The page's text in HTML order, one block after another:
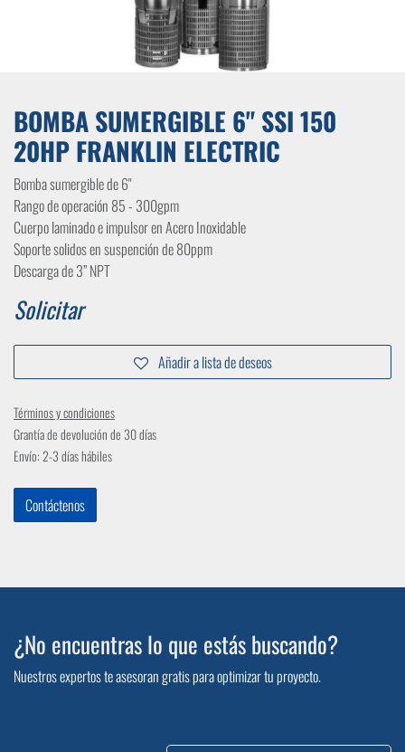
BOMBA SUMERGIBLE 6" SSI 150
20HP FRANKLIN ELECTRIC
Bomba sumergible de 6"
Rango de operación 85 - 300gpm
Cuerpo laminado e impulsor en Acero Inoxidable
Soporte solidos en suspención de 80ppm
Descarga de 3” NPT
Solicitar
Añadir a lista de deseos
Términos y condiciones
Grantía de devolución de 30 días
Envío: 2-3 días hábiles
Contáctenos
¿No encuentras lo que estás buscando?
Nuestros expertos te asesoran gratis para optimizar tu proyecto.